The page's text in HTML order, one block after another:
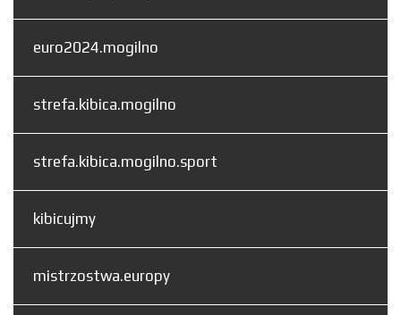
euro2024.mogilno
strefa.kibica.mogilno
strefa.kibica.mogilno.sport
kibicujmy
mistrzostwa.europy